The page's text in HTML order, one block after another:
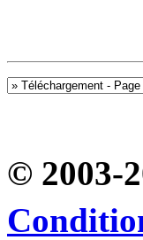
© 2003-